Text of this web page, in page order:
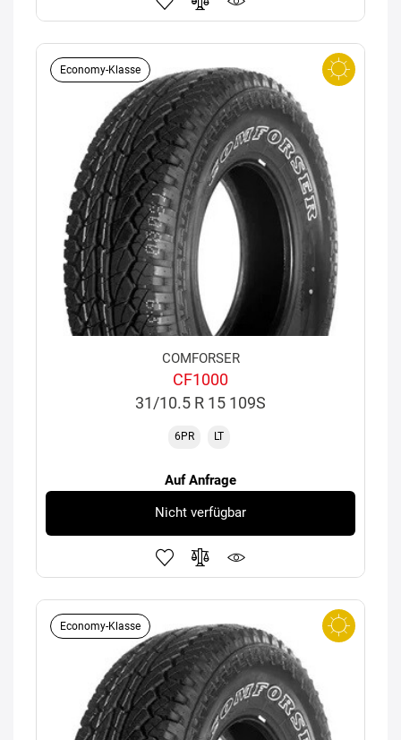
Economy-Klasse
COMFORSER
CF1000
31/10.5 R 15 109S
6PR LT
Auf Anfrage
Nicht verfügbar
Economy-Klasse